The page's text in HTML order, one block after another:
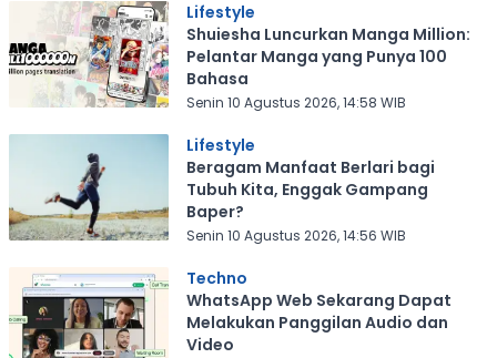
Lifestyle
Shuiesha Luncurkan Manga Million:
Pelantar Manga yang Punya 100
Bahasa
Senin 10 Agustus 2026, 14:58 WIB
Lifestyle
Beragam Manfaat Berlari bagi
Tubuh Kita, Enggak Gampang
Baper?
Senin 10 Agustus 2026, 14:56 WIB
Techno
WhatsApp Web Sekarang Dapat
Melakukan Panggilan Audio dan
Video